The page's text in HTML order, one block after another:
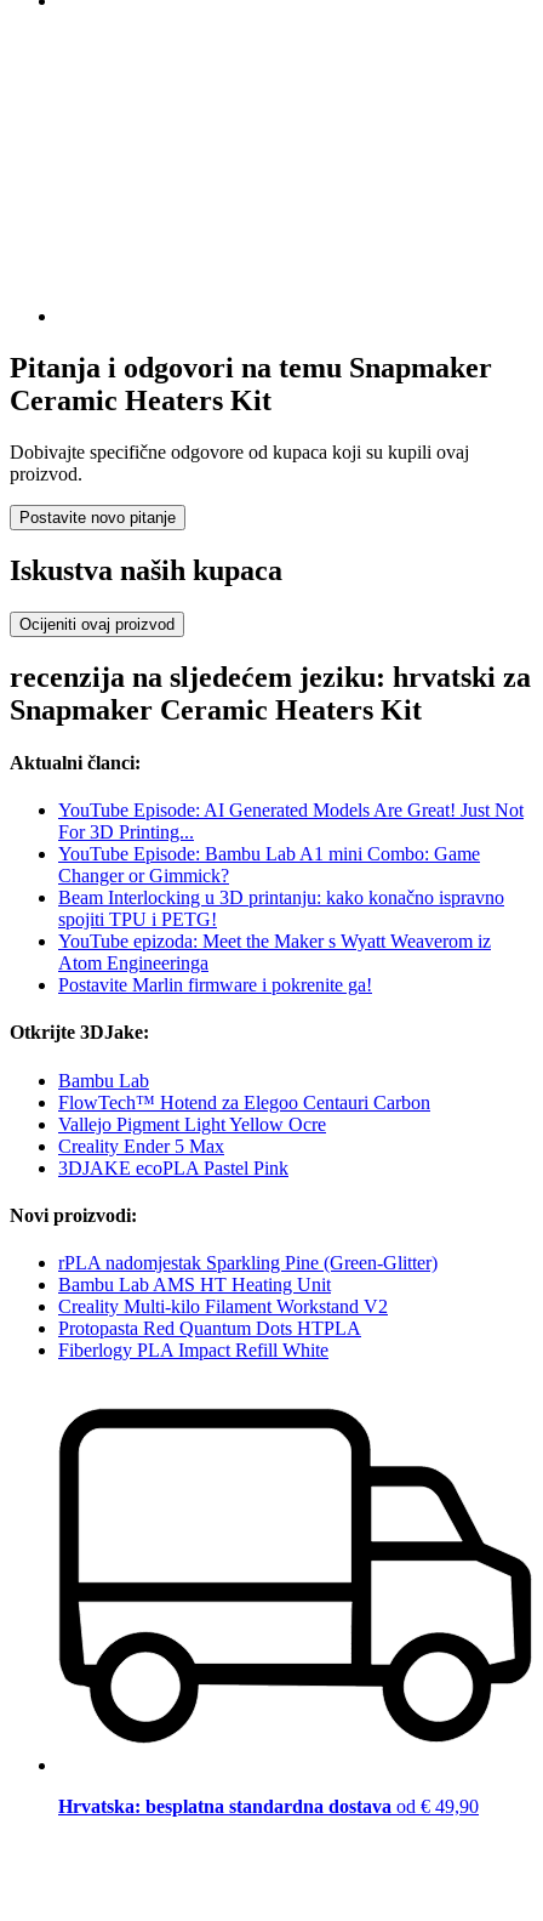
Pitanja i odgovori na temu Snapmaker
Ceramic Heaters Kit
Dobivajte specifične odgovore od kupaca koji su kupili ovaj
proizvod.
Postavite novo pitanje
Iskustva naših kupaca
Ocijeniti ovaj proizvod
recenzija na sljedećem jeziku: hrvatski za
Snapmaker Ceramic Heaters Kit
Aktualni članci:
YouTube Episode: AI Generated Models Are Great! Just Not
For 3D Printing...
YouTube Episode: Bambu Lab A1 mini Combo: Game
Changer or Gimmick?
Beam Interlocking u 3D printanju: kako konačno ispravno
spojiti TPU i PETG!
YouTube epizoda: Meet the Maker s Wyatt Weaverom iz
Atom Engineeringa
Postavite Marlin firmware i pokrenite ga!
Otkrijte 3DJake:
Bambu Lab
FlowTech™ Hotend za Elegoo Centauri Carbon
Vallejo Pigment Light Yellow Ocre
Creality Ender 5 Max
3DJAKE ecoPLA Pastel Pink
Novi proizvodi:
rPLA nadomjestak Sparkling Pine (Green-Glitter)
Bambu Lab AMS HT Heating Unit
Creality Multi-kilo Filament Workstand V2
Protopasta Red Quantum Dots HTPLA
Fiberlogy PLA Impact Refill White
Hrvatska: besplatna standardna dostava od € 49,90